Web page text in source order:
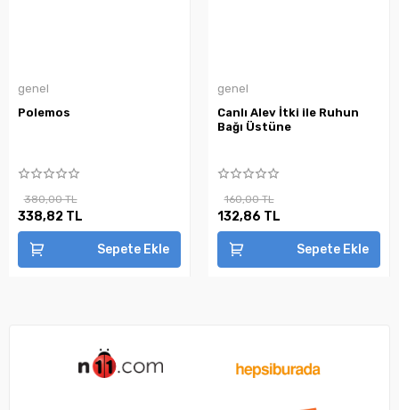
genel
Polemos
380,00 TL
338,82 TL
Sepete Ekle
genel
Canlı Alev İtki ile Ruhun
Bağı Üstüne
160,00 TL
132,86 TL
Sepete Ekle